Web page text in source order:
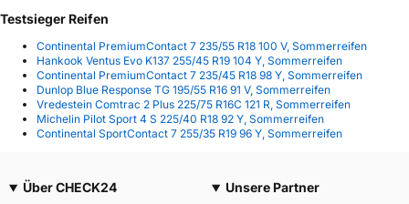
Testsieger Reifen
Continental PremiumContact 7 235/55 R18 100 V, Sommerreifen
Hankook Ventus Evo K137 255/45 R19 104 Y, Sommerreifen
Continental PremiumContact 7 235/45 R18 98 Y, Sommerreifen
Dunlop Blue Response TG 195/55 R16 91 V, Sommerreifen
Vredestein Comtrac 2 Plus 225/75 R16C 121 R, Sommerreifen
Michelin Pilot Sport 4 S 225/40 R18 92 Y, Sommerreifen
Continental SportContact 7 255/35 R19 96 Y, Sommerreifen
Über CHECK24
Unsere Partner